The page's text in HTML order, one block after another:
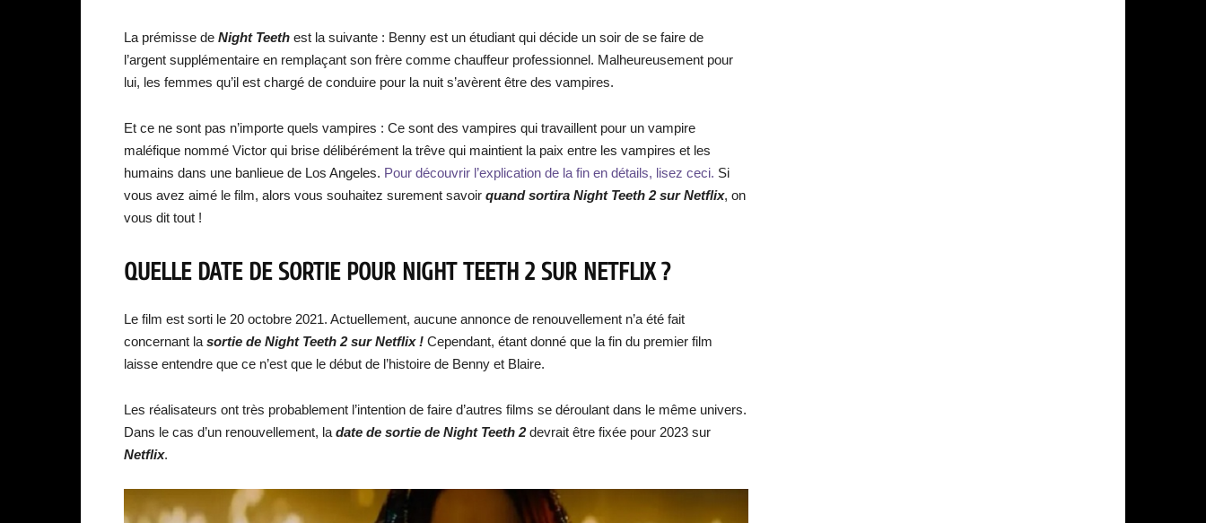
La prémisse de Night Teeth est la suivante : Benny est un étudiant qui décide un soir de se faire de
l’argent supplémentaire en remplaçant son frère comme chauffeur professionnel. Malheureusement pour
lui, les femmes qu’il est chargé de conduire pour la nuit s’avèrent être des vampires.
Et ce ne sont pas n’importe quels vampires : Ce sont des vampires qui travaillent pour un vampire
maléfique nommé Victor qui brise délibérément la trêve qui maintient la paix entre les vampires et les
humains dans une banlieue de Los Angeles. Pour découvrir l’explication de la fin en détails, lisez ceci. Si
vous avez aimé le film, alors vous souhaitez surement savoir quand sortira Night Teeth 2 sur Netflix, on
vous dit tout !
QUELLE DATE DE SORTIE POUR NIGHT TEETH 2 SUR NETFLIX ?
Le film est sorti le 20 octobre 2021. Actuellement, aucune annonce de renouvellement n’a été fait
concernant la sortie de Night Teeth 2 sur Netflix ! Cependant, étant donné que la fin du premier film
laisse entendre que ce n’est que le début de l’histoire de Benny et Blaire.
Les réalisateurs ont très probablement l’intention de faire d’autres films se déroulant dans le même univers.
Dans le cas d’un renouvellement, la date de sortie de Night Teeth 2devrait être fixée pour 2023 sur
Netflix.